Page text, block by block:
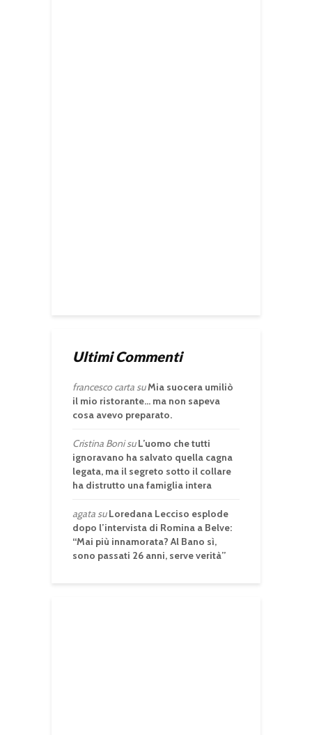
Ultimi Commenti
francesco cartasuMia suocera umiliò
il mio ristorante… ma non sapeva
cosa avevo preparato.
Cristina BonisuL’uomo che tutti
ignoravano ha salvato quella cagna
legata, ma il segreto sotto il collare
ha distrutto una famiglia intera
agatasuLoredana Lecciso esplode
dopo l’intervista di Romina a Belve:
“Mai più innamorata? Al Bano sì,
sono passati 26 anni, serve verità”